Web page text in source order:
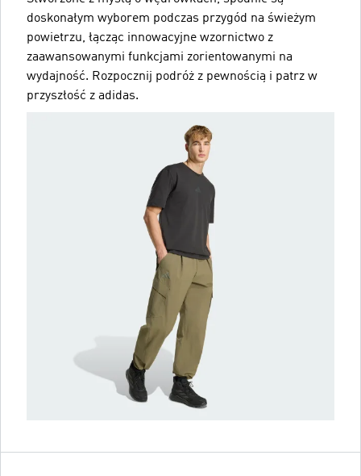
doskonałym wyborem podczas przygód na świeżym
powietrzu, łącząc innowacyjne wzornictwo z
zaawansowanymi funkcjami zorientowanymi na
wydajność. Rozpocznij podróż z pewnością i patrz w
przyszłość z adidas.